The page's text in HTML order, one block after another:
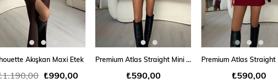
SEPETE EKLE
Akışkan Maxi Etek
₺990,00
SEPETE EKLE Premium Atlas Straight Mini Etek Kahve
₺590,00
SEPETE EKLE
₺590,00